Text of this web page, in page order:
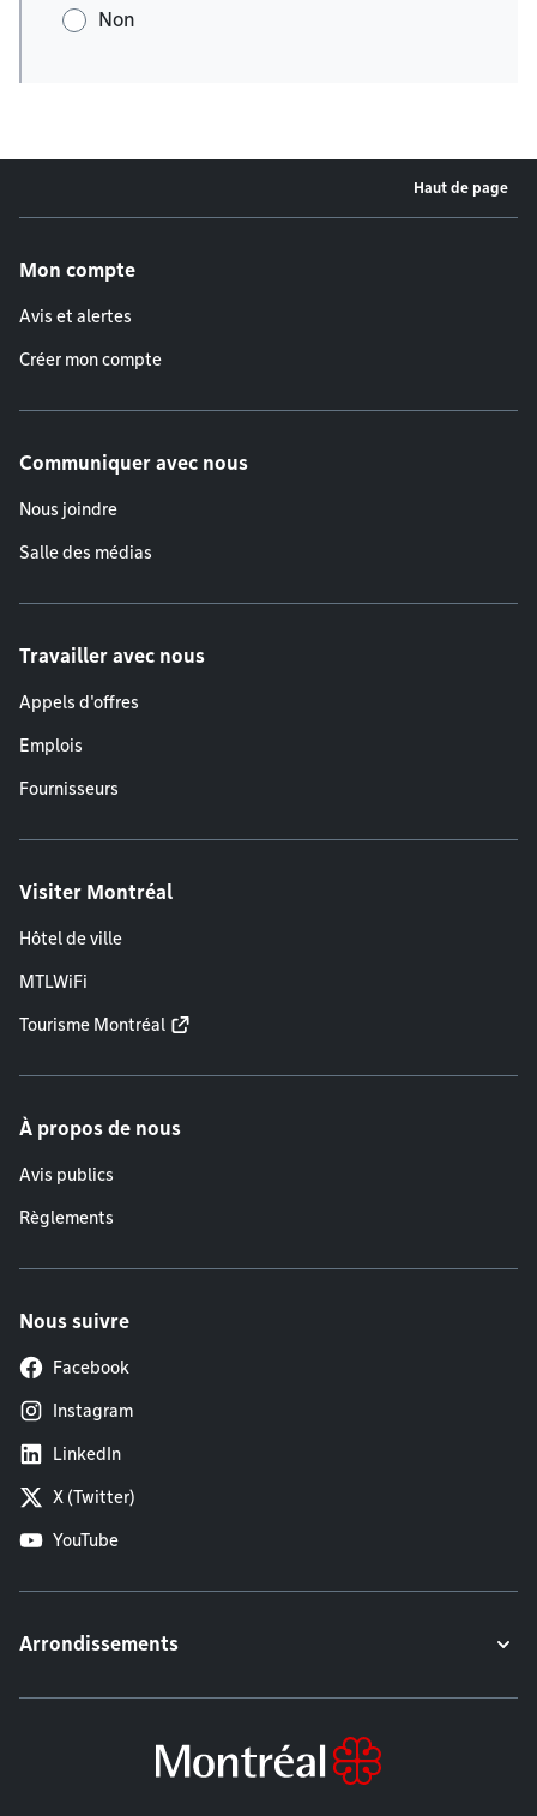
Non
Haut de page
Mon compte
Avis et alertes
Créer mon compte
Communiquer avec nous
Nous joindre
Salle des médias
Travailler avec nous
Appels d'offres
Emplois
Fournisseurs
Visiter Montréal
Hôtel de ville
MTLWiFi
Tourisme Montréal
À propos de nous
Avis publics
Règlements
Nous suivre
Facebook
Instagram
LinkedIn
X (Twitter)
YouTube
Arrondissements